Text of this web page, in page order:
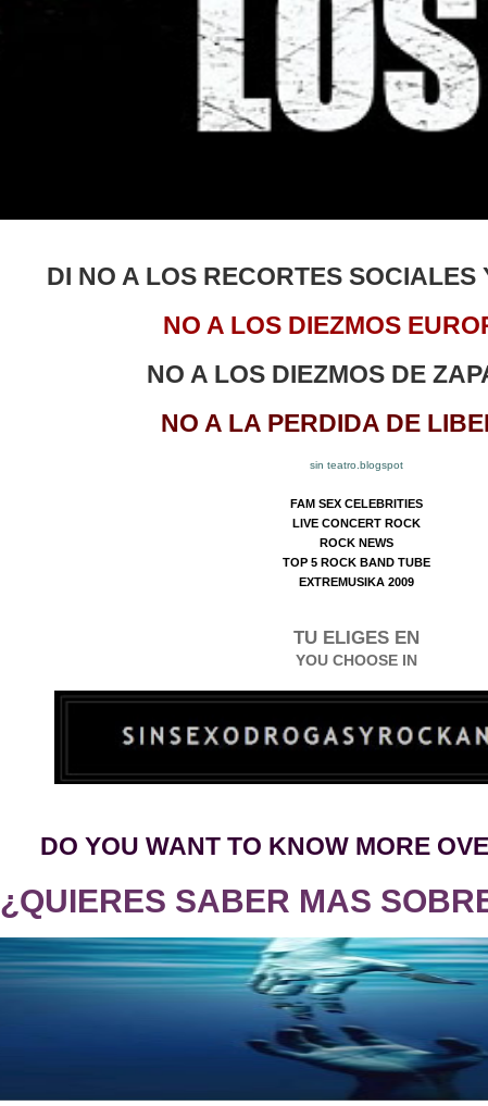
DI NO A LOS RECORTES
NO A LOS DIEZMOS
NO A LOS DIEZMOS DE
NO A LA PERDIDA DE
sin teatro.blogspot
FAM SEX CELEBRITIES
LIVE CONCERT ROCK
ROCK NEWS
TOP 5 ROCK BAND TUBE
EXTREMUSIKA 2009
TU ELIGES EN
YOU CHOOSE IN
DO YOU WANT TO KNOWMORE
¿QUIERES SABER MAS